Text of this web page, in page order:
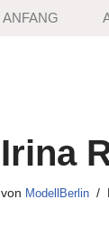
ANFANG
Irina
von ModellBerlin